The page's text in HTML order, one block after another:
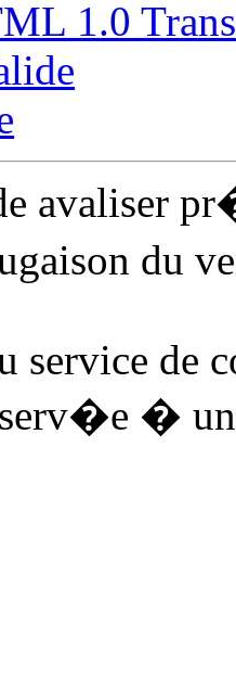
1.0
avaliser
du
service de
� un